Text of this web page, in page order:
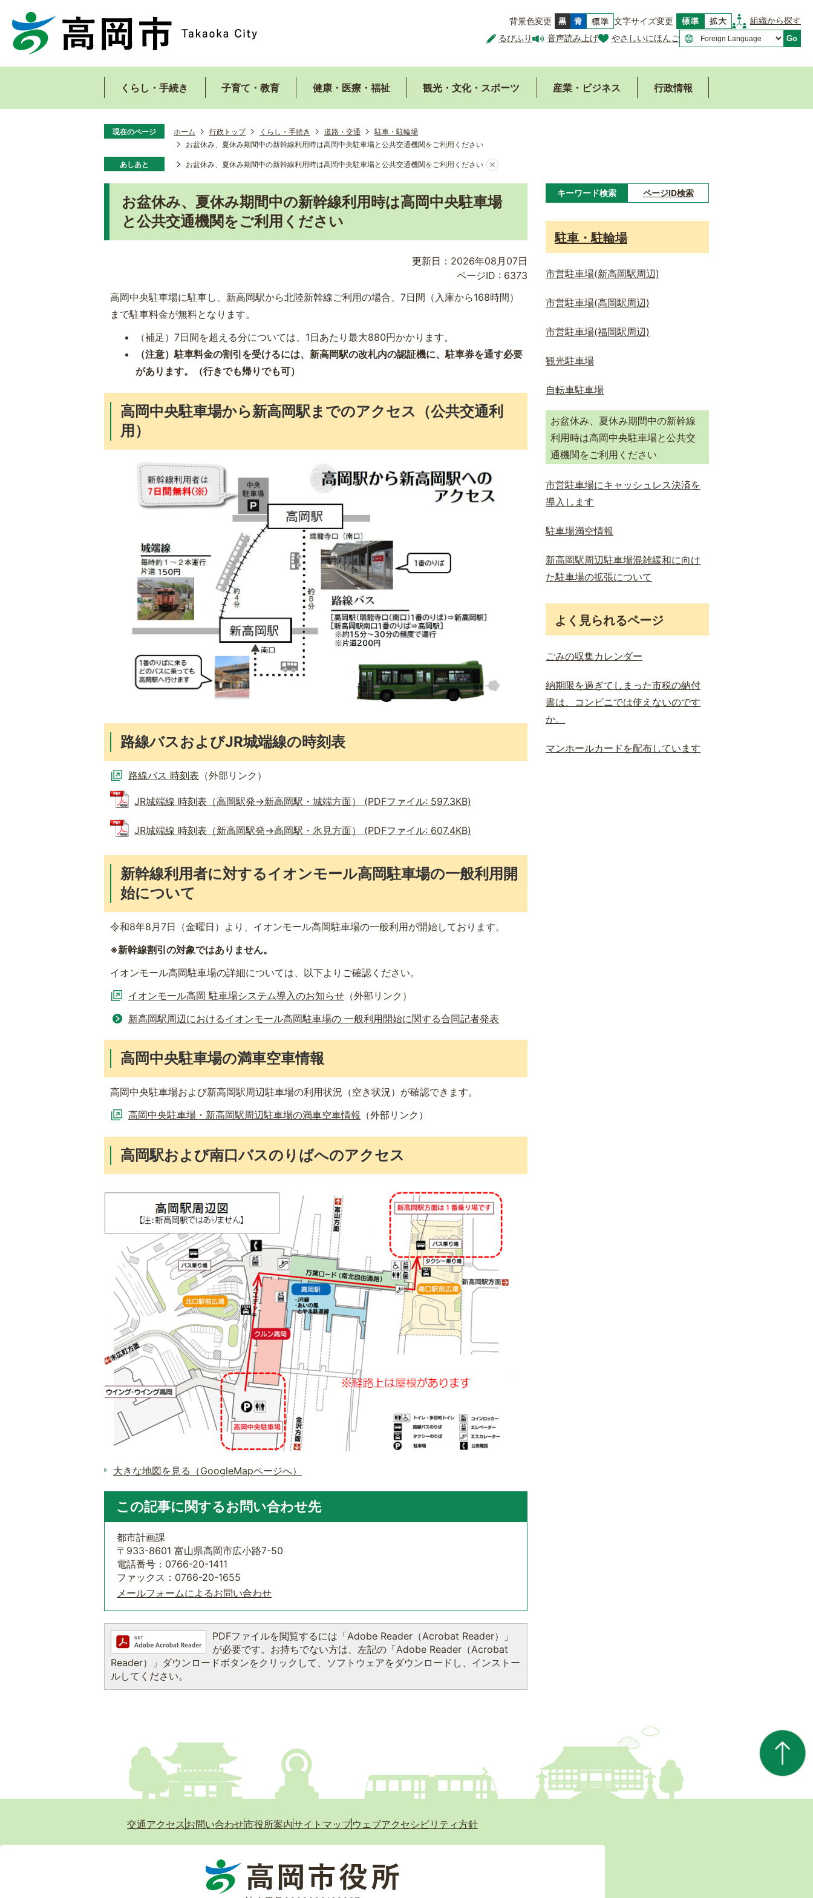
背景色変更 文字サイズ変更
組織から探す
るびふり
音声読み上げ やさしいにほんご Go
くらし・手続き 子育て・教育 健康・医療・福祉 観光・文化・スポーツ 産業・ビジネス 行政情報
現在のページ ホーム 行政トップ くらし・手続き 道路・交通
駐車・駐輪場
お盆休み、夏休み期間中の新幹線利用時は高岡中央駐車場と公共交通機関をご利用ください
あしあと お盆休み、夏休み期間中の新幹線利用時は高岡中央駐車場と公共交通機関をご利用ください
お盆休み、夏休み期間中の新幹線利用時は高岡中央駐車場
と公共交通機関をご利用ください
更新日：2026年08月07日
ページID : 6373
高岡中央駐車場に駐車し、新高岡駅から北陸新幹線ご利用の場合、7日間（入庫から168時間）
まで駐車料金が無料となります。
（補足）7日間を超える分については、1日あたり最大880円かかります。
（注意）駐車料金の割引を受けるには、新高岡駅の改札内の認証機に、駐車券を通す必要
があります。（行きでも帰りでも可）
高岡中央駐車場から新高岡駅までのアクセス（公共交通利
用）
路線バスおよびJR城端線の時刻表
路線バス 時刻表 （外部リンク）
JR城端線 時刻表（高岡駅発→新高岡駅・城端方面） (PDFファイル: 597.3KB)
JR城端線 時刻表（新高岡駅発→高岡駅・氷見方面） (PDFファイル: 607.4KB)
新幹線利用者に対するイオンモール高岡駐車場の一般利用開
始について
令和8年8月7日（金曜日）より、イオンモール高岡駐車場の一般利用が開始しております。
※新幹線割引の対象ではありません。
イオンモール高岡駐車場の詳細については、以下よりご確認ください。
イオンモール高岡 駐車場システム導入のお知らせ （外部リンク）
新高岡駅周辺におけるイオンモール高岡駐車場の 一般利用開始に関する合同記者発表
高岡中央駐車場の満車空車情報
高岡中央駐車場および新高岡駅周辺駐車場の利用状況（空き状況）が確認できます。
高岡中央駐車場・新高岡駅周辺駐車場の満車空車情報 （外部リンク）
高岡駅および南口バスのりばへのアクセス
大きな地図を見る（GoogleMapページへ）
この記事に関するお問い合わせ先
都市計画課
〒933-8601 富山県高岡市広小路7-50
電話番号：0766-20-1411
ファックス：0766-20-1655
メールフォームによるお問い合わせ
PDFファイルを閲覧するには「Adobe Reader（Acrobat Reader）」
が必要です。お持ちでない方は、左記の「Adobe Reader（Acrobat
Reader）」ダウンロードボタンをクリックして、ソフトウェアをダウンロードし、インストー
ルしてください。
キーワード検索 ページID検索
ワ
ー
検
駐車・駐輪場
市営駐車場(新高岡駅周辺)
市営駐車場(高岡駅周辺)
市営駐車場(福岡駅周辺)
観光駐車場
自転車駐車場
お盆休み、夏休み期間中の新幹線
利用時は高岡中央駐車場と公共交
通機関をご利用ください
市営駐車場にキャッシュレス決済を
導入します
駐車場満空情報
新高岡駅周辺駐車場混雑緩和に向け
た駐車場の拡張について
よく見られるページ
ごみの収集カレンダー
納期限を過ぎてしまった市税の納付
書は、コンビニでは使えないのです
か。
マンホールカードを配布しています
交通アクセス お問い合わせ市役所案内サイトマップウェブアクセシビリティ方針